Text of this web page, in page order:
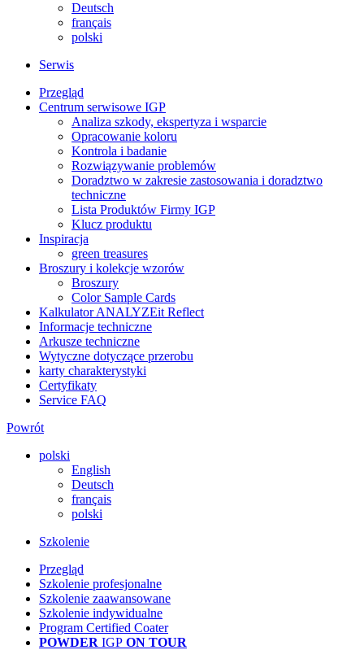
Deutsch
français
polski
Serwis
Przegląd
Centrum serwisowe IGP
Analiza szkody, ekspertyza i wsparcie
Opracowanie koloru
Kontrola i badanie
Rozwiązywanie problemów
Doradztwo w zakresie zastosowania i doradztwo
techniczne
Lista Produktów Firmy IGP
Klucz produktu
Inspiracja
green treasures
Broszury i kolekcje wzorów
Broszury
Color Sample Cards
Kalkulator ANALYZEit Reflect
Informacje techniczne
Arkusze techniczne
Wytyczne dotyczące przerobu
karty charakterystyki
Certyfikaty
Service FAQ
Powrót
polski
English
Deutsch
français
polski
Szkolenie
Przegląd
Szkolenie profesjonalne
Szkolenie zaawansowane
Szkolenie indywidualne
Program Certified Coater
POWDER IGP ON TOUR